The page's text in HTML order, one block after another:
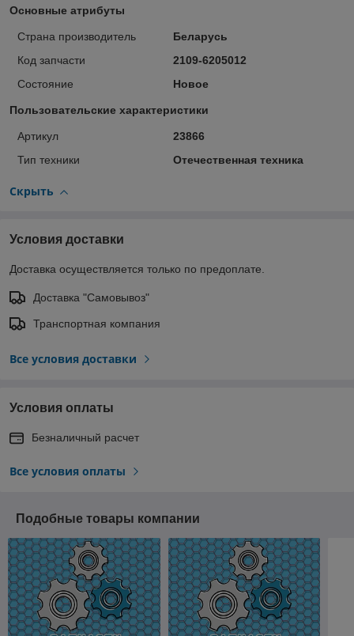
Основные атрибуты
Страна производитель
Беларусь
Код запчасти
2109-6205012
Состояние
Новое
Пользовательские характеристики
Артикул
23866
Тип техники
Отечественная техника
Скрыть
Условия доставки
Доставка осуществляется только по предоплате.
Доставка "Самовывоз"
Транспортная компания
Все условия доставки
Условия оплаты
Безналичный расчет
Все условия оплаты
Подобные товары компании